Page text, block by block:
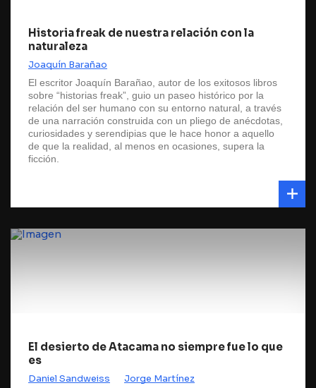
Historia freak de nuestra relación con la
naturaleza
Joaquín Barañao
El escritor Joaquín Barañao, autor de los exitosos libros
sobre “historias freak”, guio un paseo histórico por la
relación del ser humano con su entorno natural, a través
de una narración construida con un pliego de anécdotas,
curiosidades y serendipias que le hace honor a aquello
de que la realidad, al menos en ocasiones, supera la
ficción.
El desierto de Atacama no siempre fue lo que
es
Daniel Sandweiss
Jorge Martínez